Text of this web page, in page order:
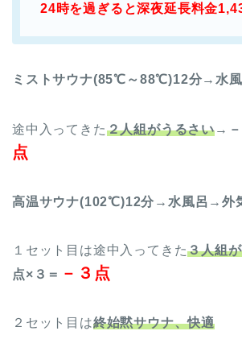
24時を過ぎると深夜延長料金
ミストサウナ(85℃～88℃)12分→水
途中入ってきた２人組がうるさい→
点
高温サウナ(102℃)12分→水風呂→外
１セット目は途中入ってきた３人組
点×３＝ －３点
２セット目は終始黙サウナ、快適